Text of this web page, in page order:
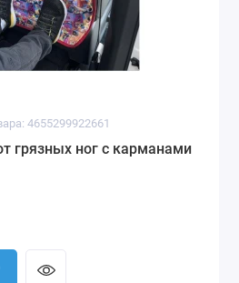
4655299922661
грязных ног с карманами